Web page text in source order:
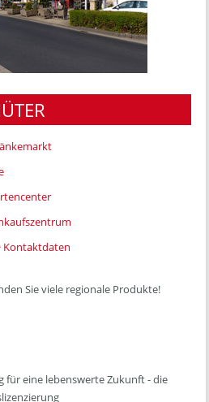
Kontaktdaten
Sie viele regionale Produkte!
für eine lebenswerte Zukunft - die